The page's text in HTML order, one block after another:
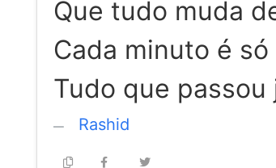
Que tudo muda
Cada minuto é
Tudo que passou
Rashid